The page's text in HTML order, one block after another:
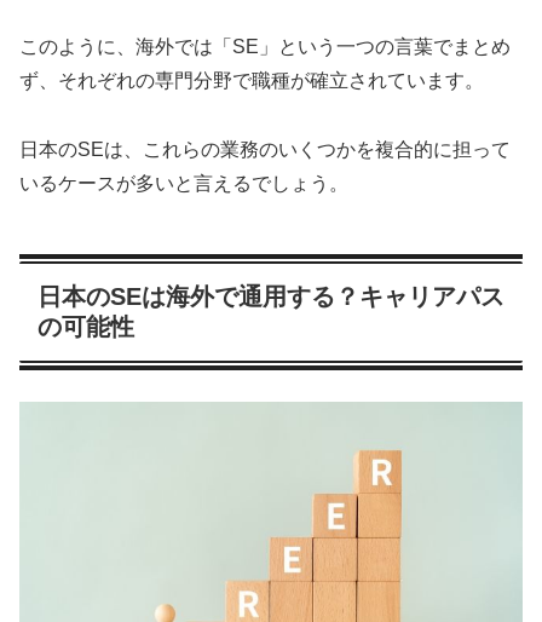
このように、海外では「SE」という一つの言葉でまとめ
ず、それぞれの専門分野で職種が確立されています。
日本のSEは、これらの業務のいくつかを複合的に担って
いるケースが多いと言えるでしょう。
日本のSEは海外で通用する？キャリアパス
の可能性